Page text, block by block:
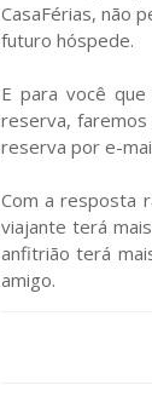
CasaFérias, não
futuro hóspede.
E para você
reserva,
reserva por e-
Com a resposta
viajante terá
anfitrião terá
amigo.